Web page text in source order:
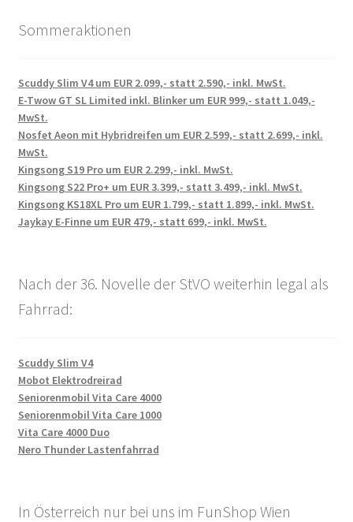
Sommeraktionen
Scuddy Slim V4 um EUR 2.099,- statt 2.590,- inkl. MwSt.
E-Twow GT SL Limited inkl. Blinker um EUR 999,- statt 1.049,-
MwSt.
Nosfet Aeon mit Hybridreifen um EUR 2.599,- statt 2.699,- inkl.
MwSt.
Kingsong S19 Pro um EUR 2.299,- inkl. MwSt.
Kingsong S22 Pro+ um EUR 3.399,- statt 3.499,- inkl. MwSt.
Kingsong KS18XL Pro um EUR 1.799,- statt 1.899,- inkl. MwSt.
Jaykay E-Finne um EUR 479,- statt 699,- inkl. MwSt.
Nach der 36. Novelle der StVO weiterhin legal als
Fahrrad:
Scuddy Slim V4
Mobot Elektrodreirad
Seniorenmobil Vita Care 4000
Seniorenmobil Vita Care 1000
Vita Care 4000 Duo
Nero Thunder Lastenfahrrad
In Österreich nur bei uns im FunShop Wien